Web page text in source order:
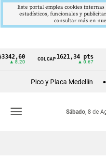
Cintillo
Colombia
COLCAP1621,34 pts USD/
Pico y Placa Medellín
Sábado, 8 de
menu
Este portal emplea cookies
estadísticos, funcionales y
consultar más en